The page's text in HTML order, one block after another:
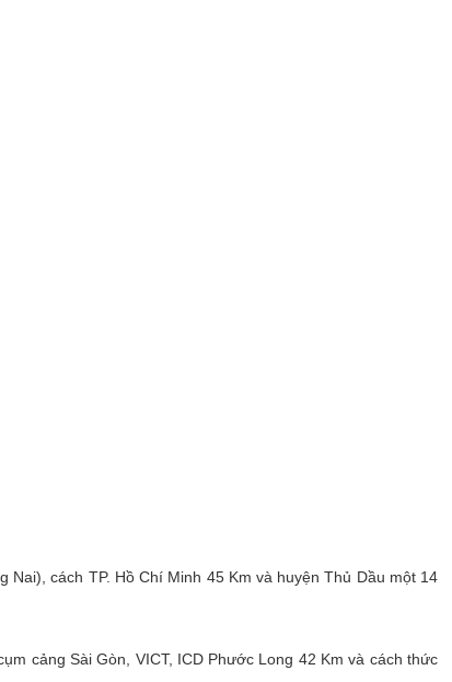
cách TP. Hồ Chí Minh 45 Km và huyện Thủ Dầu một 14
cảng Sài Gòn, VICT, ICD Phước Long 42 Km và cách thức